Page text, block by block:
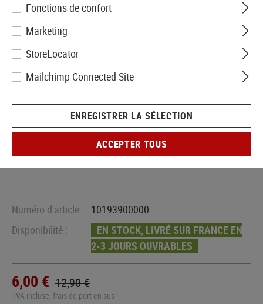
Numéro d'article:
10193900000
Disponibilité :
EN STOCK, LIVRÉ SUR FRANCE EN
2-3 JOURS OUVRABLES
6,00 € 12,90 €
TVA incluse, frais de port en sus
Fonctions de confort
Marketing
StoreLocator
Mailchimp Connected Site
ENREGISTRER LA SÉLECTION
ACCEPTER TOUS